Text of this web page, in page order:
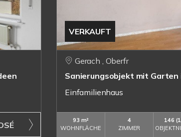
VERKAUFT
Gerach , Oberfr
Sanierungsobjekt mit
Einfamilienhaus
93 m²
WOHNFLÄCHE
4
ZIMMER
146